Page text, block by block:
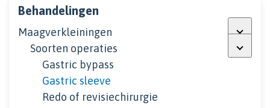
Behandelingen
Maagverkleiningen
Soorten operaties
Gastric bypass
Gastric sleeve
Redo of revisiechirurgie